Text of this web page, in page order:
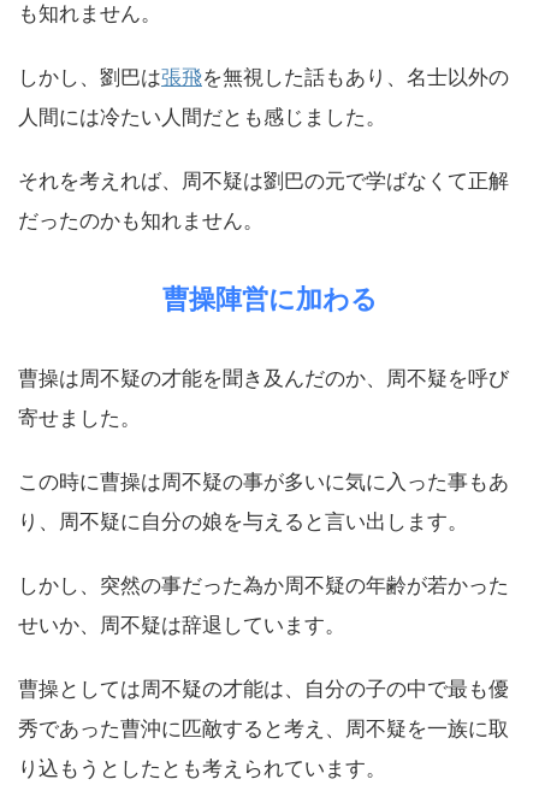
も知れません。
しかし、劉巴は張飛を無視した話もあり、名士以外の
人間には冷たい人間だとも感じました。
それを考えれば、周不疑は劉巴の元で学ばなくて正解
だったのかも知れません。
曹操陣営に加わる
曹操は周不疑の才能を聞き及んだのか、周不疑を呼び
寄せました。
この時に曹操は周不疑の事が多いに気に入った事もあ
り、周不疑に自分の娘を与えると言い出します。
しかし、突然の事だった為か周不疑の年齢が若かった
せいか、周不疑は辞退しています。
曹操としては周不疑の才能は、自分の子の中で最も優
秀であった曹沖に匹敵すると考え、周不疑を一族に取
り込もうとしたとも考えられています。